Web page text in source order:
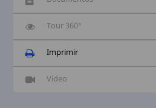
Tour 360°
Imprimir
Video